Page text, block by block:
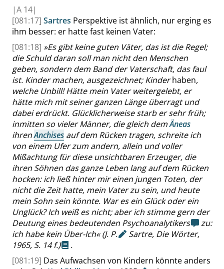
|A 14|
[081:17] Sartres Perspektive ist ähnlich, nur erging es
ihm besser: er hatte fast keinen Vater:
[081:18] »Es gibt keine guten Väter, das ist die Regel;
die Schuld daran soll man nicht den Menschen
geben, sondern dem Band der Vaterschaft, das faul
ist. Kinder machen, ausgezeichnet; Kinderhaben,
welche Unbill! Hätte mein Vater weitergelebt, er
hätte mich mit seiner ganzen Länge überragt und
dabei erdrückt. Glücklicherweise starb er sehr früh;
inmitten so vieler Männer, die gleich demÄneas
ihrenAnchises auf dem Rücken tragen, schreite ich
von einem Ufer zum andern, allein und voller
Mißachtung für diese unsichtbaren Erzeuger, die
ihren Söhnen das ganze Leben lang auf dem Rücken
hocken: ich ließ hinter mir einen jungen Toten, der
nicht die Zeit hatte, mein Vater zu sein, und heute
mein Sohn sein könnte. War es ein Glück oder ein
Unglück? Ich weiß es nicht; aber ich stimme gern der
Deutung eines bedeutenden Psychoanalytikers
zu:
ich habe kein Über-Ich« (J. P.
Sartre, Die Wörter,
1965, S. 14 f.)
.
[081:19] Das Aufwachsen von Kindern könnte anders